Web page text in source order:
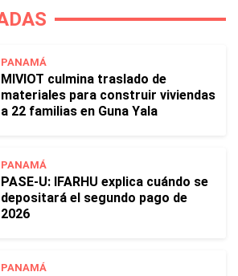
PANAMÁ
MIVIOT culmina traslado de
materiales para construir viviendas
a 22 familias en Guna Yala
PANAMÁ
PASE-U: IFARHU explica cuándo se
depositará el segundo pago de
2026
PANAMÁ